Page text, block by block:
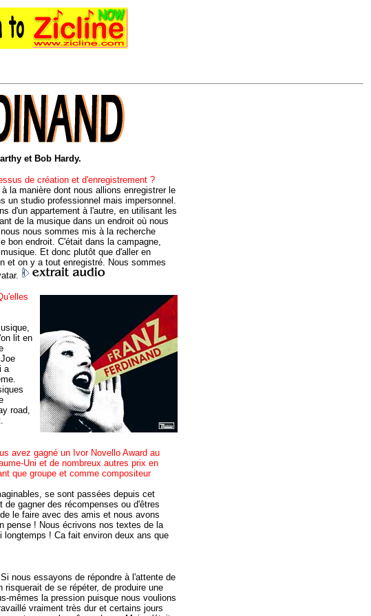
et Bob Hardy.
de création et d'enregistrement ?
la manière dont nous allions enregistrer le
un studio professionnel mais impersonnel.
d'un appartement à l'autre, en utilisant les
de la musique dans un endroit où nous
nous sommes mis à la recherche
bon endroit. C'était dans la campagne,
Et donc plutôt que d'aller en
et on y a tout enregistré. Nous sommes
lit en
a
road,
avez gagné un Ivor Novello Award au
Uni et de nombreux autres prix en
que groupe et comme compositeur
se sont passées depuis cet
gagner des récompenses ou d'êtres
le faire avec des amis et nous avons
pense ! Nous écrivons nos textes de la
! Ca fait environ deux ans que
nous essayons de répondre à l'attente de
de se répéter, de produire une
mêmes la pression puisque nous voulions
vraiment très dur et certains jours